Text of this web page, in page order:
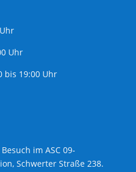
Uhr
bis 19:00 Uhr
im ASC 09-
Schwerter Straße 238.